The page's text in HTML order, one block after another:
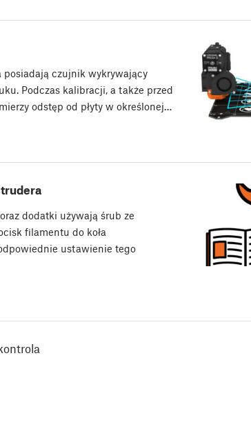
posiadają czujnik wykrywający
Podczas kalibracji, a także przed
odstęp od płyty w określonej…
dodatki używają śrub ze
filamentu do koła
ustawienie tego